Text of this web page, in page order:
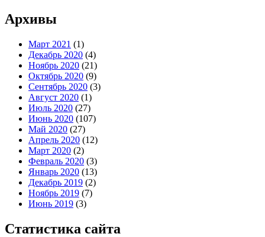
Архивы
Март 2021 (1)
Декабрь 2020 (4)
Ноябрь 2020 (21)
Октябрь 2020 (9)
Сентябрь 2020 (3)
Август 2020 (1)
Июль 2020 (27)
Июнь 2020 (107)
Май 2020 (27)
Апрель 2020 (12)
Март 2020 (2)
Февраль 2020 (3)
Январь 2020 (13)
Декабрь 2019 (2)
Ноябрь 2019 (7)
Июнь 2019 (3)
Статистика сайта